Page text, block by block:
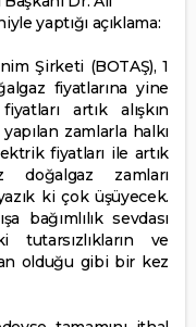
yaptığı açıklama:
Şirketi (BOTAŞ), 1
fiyatlarına yine
artık alışkın
zamlarla halkı
fiyatları ile artık
doğalgaz zamları
ki çok üşüyecek.
bağımlılık sevdası
tutarsızlıkların ve
olduğu gibi bir kez